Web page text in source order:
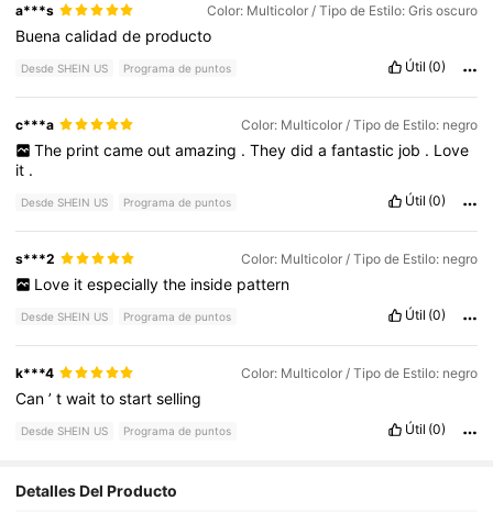
a***s Color: Multicolor / Tipo de Estilo: Gris oscuro
Buenacalidadde producto
Desde SHEIN US Programa de puntos Útil (0)
c***a Color: Multicolor / Tipo de Estilo: negro
The print came out amazing . They did a fantastic job . Love
it .
Desde SHEIN US Programa de puntos Útil (0)
s***2 Color: Multicolor / Tipo de Estilo: negro
Love it especially the inside pattern
Desde SHEIN US Programa de puntos Útil (0)
k***4 Color: Multicolor / Tipo de Estilo: negro
Can’twaittostartselling
Desde SHEIN US Programa de puntos Útil (0)
Detalles Del Producto